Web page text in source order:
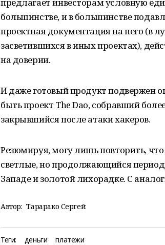
большинстве, и в большинстве
проектная документация на него (в
засветившихся в иных проектах),
на доверии.
И даже готовый продукт
быть проект The Dao, собравший
закрывшийся после атаки хакеров.
Резюмируя, могу лишь повторить,
светлые, но продолжающийся
Западе и золотой лихорадке. С
Автор: Тарарако Сергей
Теги: деньги платежи